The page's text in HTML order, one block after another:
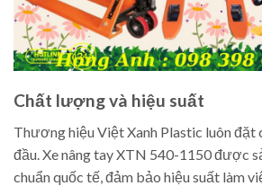
Chất lượng và hiệu suất
Thương hiệu Việt Xanh Plastic luôn đặt
đầu. Xe nâng tay XTN 540-1150 được
chuẩn quốc tế, đảm bảo hiệu suất làm